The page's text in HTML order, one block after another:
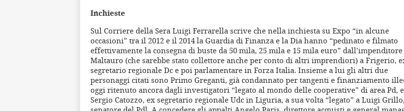
Inchieste
Sul Corriere della Sera Luigi Ferrarella scrive che nella inchiesta su Expo “in alcune
occasioni” tra il 2012 e il 2014 la Guardia di Finanza e la Dia hanno “pedinato e filmato
effettivamente la consegna di buste da 50 mila, 25 mila e 15 mila euro” dall’impenditore
Maltauro (che sarebbe stato collettore anche per conto di altri imprendiori) a Frigerio,
segretario regionale Dc e poi parlamentare in Forza Italia. Insieme a lui gli altri due
personaggi citati sono Primo Greganti, già condannato per tangenti e finanziamento
oggi ritenuto ancora dagli investigatori “legato al mondo delle cooperative” di area Pd,
Sergio Catozzo, ex segretario regionale Udc in Liguria, a sua volta “legato” a Luigi